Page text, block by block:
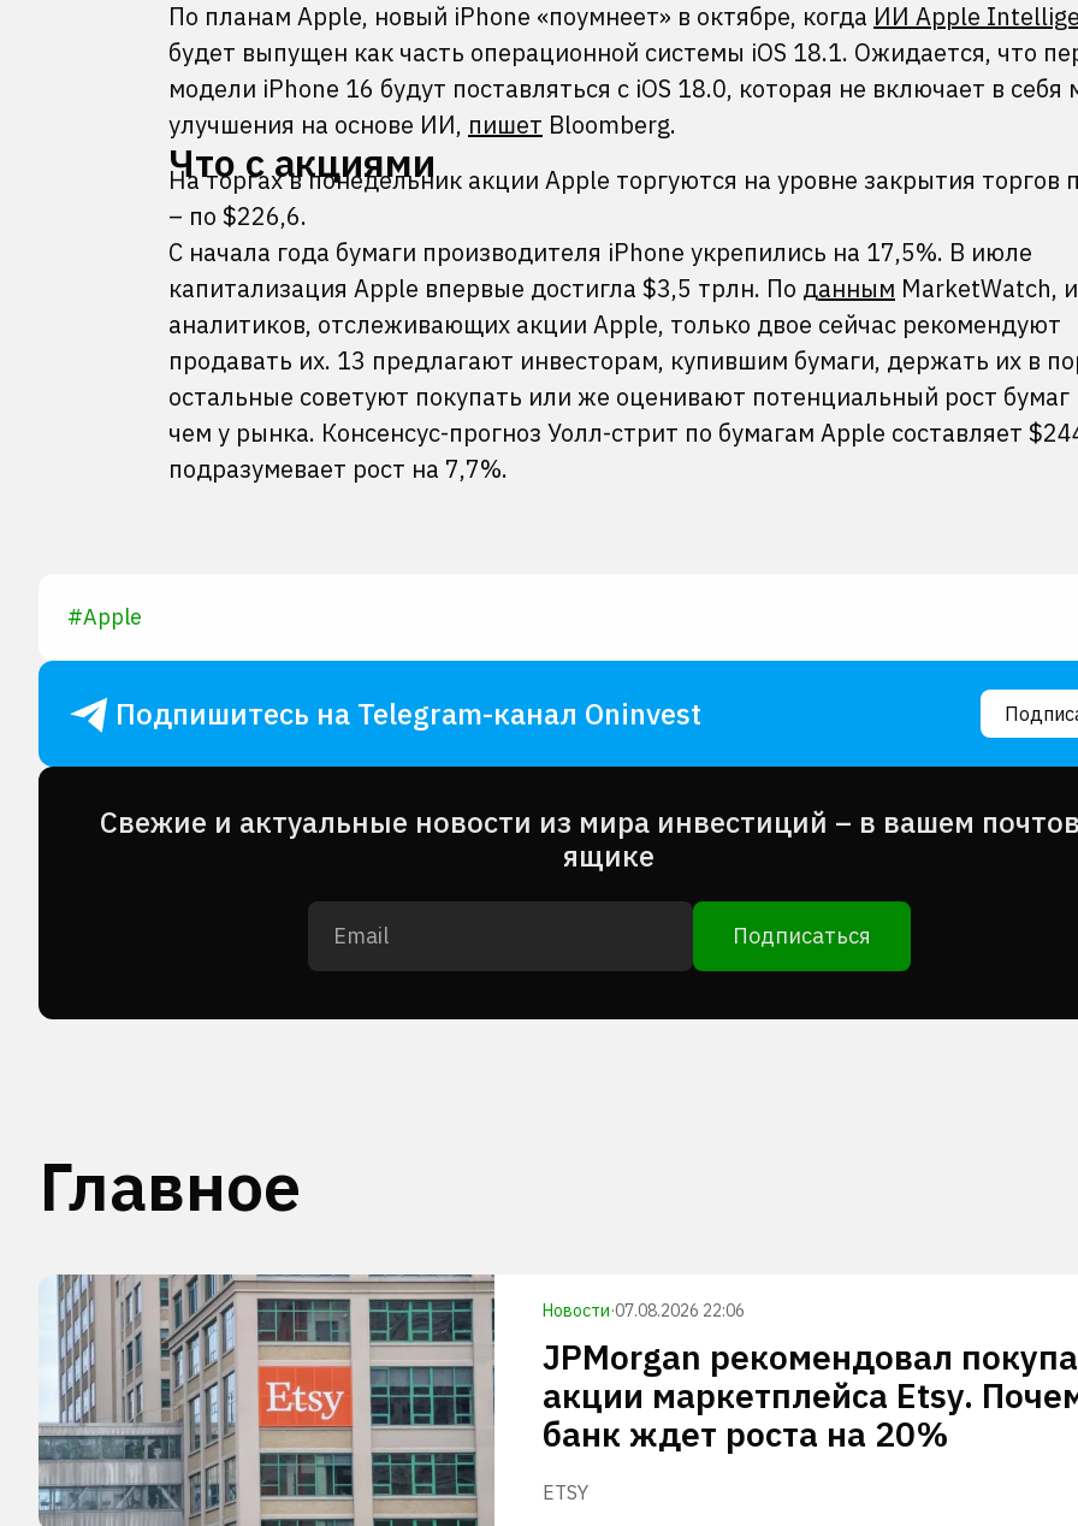
По планам Apple, новый iPhone «поумнеет» в октябре, когда ИИ Apple
будет выпущен как часть операционной системы iOS 18.1. Ожидается, что
модели iPhone 16 будут поставляться с iOS 18.0, которая не включает в себя
улучшения на основе ИИ, пишет Bloomberg.
Что с акциями
На торгах в понедельник акции Apple торгуются на уровне закрытия торгов
– по $226,6.
С начала года бумаги производителя iPhone укрепились на 17,5%. В июле
капитализация Apple впервые достигла $3,5 трлн. По данным MarketWatch,
аналитиков, отслеживающих акции Apple, только двое сейчас рекомендуют
продавать их. 13 предлагают инвесторам, купившим бумаги, держать их в
остальные советуют покупать или же оценивают потенциальный рост
чем у рынка. Консенсус-прогноз Уолл-стрит по бумагам Apple составляет
подразумевает рост на 7,7%.
#Apple
Подпишитесь на Telegram-канал Oninvest
Cвежие и актуальные новости из мира инвестиций – в вашем
ящике
Подписаться
Главное
Новости·07.08.2026 22:06
JPMorgan рекомендовал
акции маркетплейса Etsy.
банк ждет роста на 20%
ETSY